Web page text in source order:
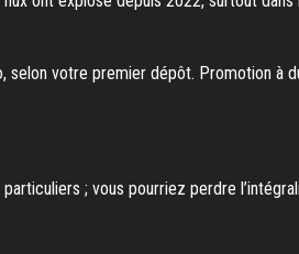
selon votre premier dépôt. Promotion à
; vous pourriez perdre